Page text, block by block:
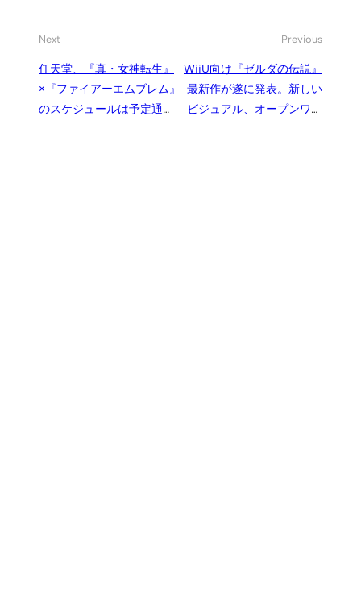
Next
任天堂、『真・女神転生』
×『ファイアーエムブレム』
のスケジュールは予定通
Previous
WiiU向け『ゼルダの伝説』
最新作が遂に発表。新しい
ビジュアル、オープンワー